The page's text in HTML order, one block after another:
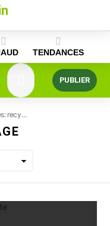
TENDANCES
PUBLIER